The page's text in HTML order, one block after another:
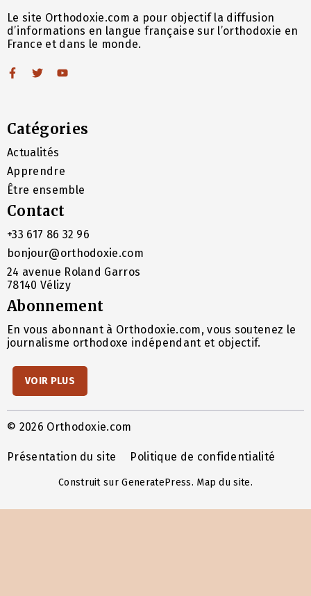
Le site Orthodoxie.com a pour objectif la diffusion
d’informations en langue française sur l’orthodoxie en
France et dans le monde.
Catégories
Actualités
Apprendre
Être ensemble
Contact
+33 617 86 32 96
bonjour@orthodoxie.com
24 avenue Roland Garros
78140 Vélizy
Abonnement
En vous abonnant à Orthodoxie.com, vous soutenez le
journalisme orthodoxe indépendant et objectif.
VOIR PLUS
© 2026 Orthodoxie.com
Présentation du site Politique de confidentialité
Construit surGeneratePress. Map du site.